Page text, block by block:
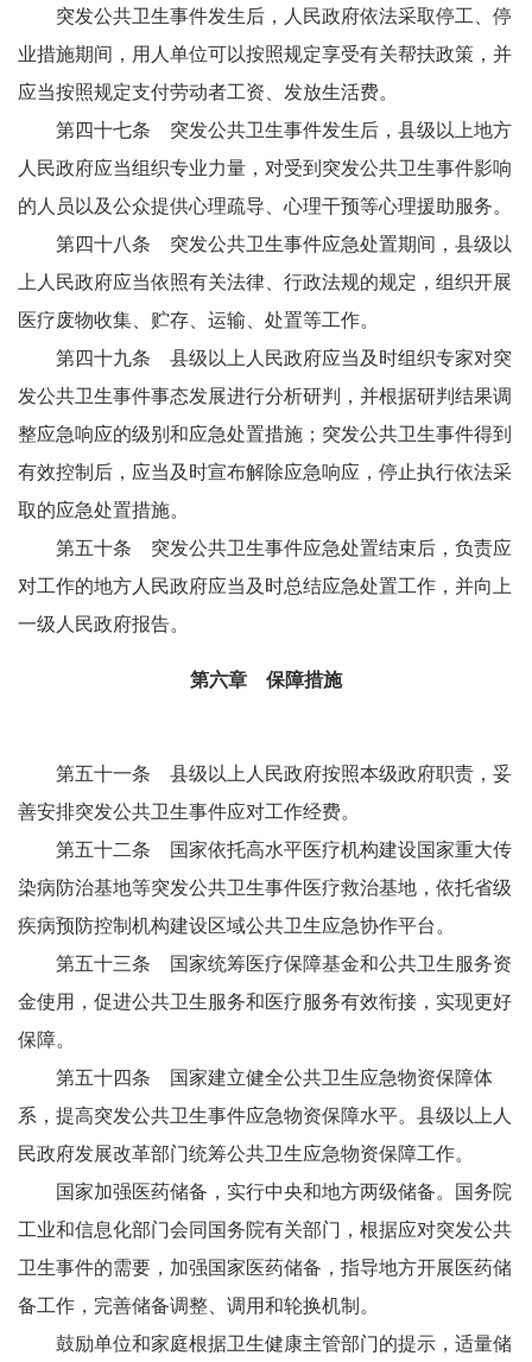
突发公共卫生事件发生后，人民政府依法采取停工、停
业措施期间，用人单位可以按照规定享受有关帮扶政策，并
应当按照规定支付劳动者工资、发放生活费。
第四十七条 突发公共卫生事件发生后，县级以上地方
人民政府应当组织专业力量，对受到突发公共卫生事件影响
的人员以及公众提供心理疏导、心理干预等心理援助服务。
第四十八条 突发公共卫生事件应急处置期间，县级以
上人民政府应当依照有关法律、行政法规的规定，组织开展
医疗废物收集、贮存、运输、处置等工作。
第四十九条 县级以上人民政府应当及时组织专家对突
发公共卫生事件事态发展进行分析研判，并根据研判结果调
整应急响应的级别和应急处置措施；突发公共卫生事件得到
有效控制后，应当及时宣布解除应急响应，停止执行依法采
取的应急处置措施。
第五十条 突发公共卫生事件应急处置结束后，负责应
对工作的地方人民政府应当及时总结应急处置工作，并向上
一级人民政府报告。
第六章 保障措施
第五十一条 县级以上人民政府按照本级政府职责，妥
善安排突发公共卫生事件应对工作经费。
第五十二条 国家依托高水平医疗机构建设国家重大传
染病防治基地等突发公共卫生事件医疗救治基地，依托省级
疾病预防控制机构建设区域公共卫生应急协作平台。
第五十三条 国家统筹医疗保障基金和公共卫生服务资
金使用，促进公共卫生服务和医疗服务有效衔接，实现更好
保障。
第五十四条 国家建立健全公共卫生应急物资保障体
系，提高突发公共卫生事件应急物资保障水平。县级以上人
民政府发展改革部门统筹公共卫生应急物资保障工作。
国家加强医药储备，实行中央和地方两级储备。国务院
工业和信息化部门会同国务院有关部门，根据应对突发公共
卫生事件的需要，加强国家医药储备，指导地方开展医药储
备工作，完善储备调整、调用和轮换机制。
鼓励单位和家庭根据卫生健康主管部门的提示，适量储